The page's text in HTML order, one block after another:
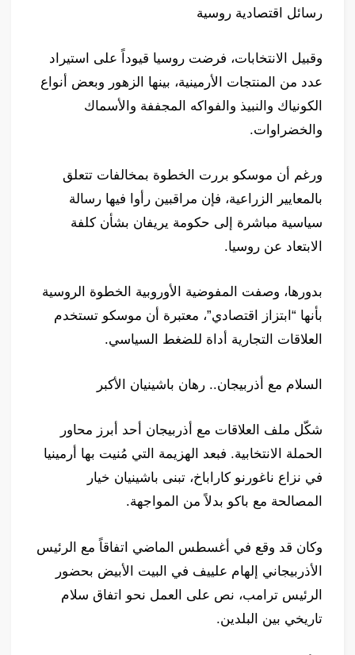
رسائل اقتصادية روسية
وقبيل الانتخابات، فرضت روسيا قيوداً على استيراد
عدد من المنتجات الأرمينية، بينها الزهور وبعض أنواع
الكونياك والنبيذ والفواكه المجففة والأسماك
والخضراوات.
ورغم أن موسكو بررت الخطوة بمخالفات تتعلق
بالمعايير الزراعية، فإن مراقبين رأوا فيها رسالة
سياسية مباشرة إلى حكومة يريفان بشأن كلفة
الابتعاد عن روسيا.
بدورها، وصفت المفوضية الأوروبية الخطوة الروسية
بأنها “ابتزاز اقتصادي”، معتبرة أن موسكو تستخدم
العلاقات التجارية أداة للضغط السياسي.
السلام مع أذربيجان.. رهان باشينيان الأكبر
شكّل ملف العلاقات مع أذربيجان أحد أبرز محاور
الحملة الانتخابية. فبعد الهزيمة التي مُنيت بها أرمينيا
في نزاع ناغورنو كاراباخ، تبنى باشينيان خيار
المصالحة مع باكو بدلاً من المواجهة.
وكان قد وقع في أغسطس الماضي اتفاقاً مع الرئيس
الأذربيجاني إلهام علييف في البيت الأبيض بحضور
الرئيس ترامب، نص على العمل نحو اتفاق سلام
تاريخي بين البلدين.